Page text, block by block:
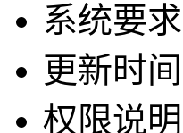
系统要
更新时
权限说明